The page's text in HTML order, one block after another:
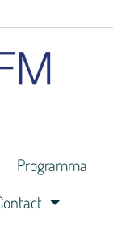
Programma